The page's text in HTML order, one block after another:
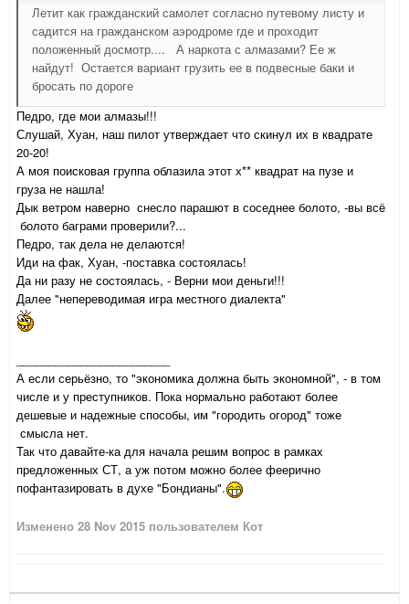
Летит как гражданский самолет согласно путевому листу и
садится на гражданском аэродроме где и проходит
положенный досмотр.... А наркота с алмазами? Ее ж
найдут! Остается вариант грузить ее в подвесные баки и
бросать по дороге
Педро, где мои алмазы!!!
Слушай, Хуан, наш пилот утверждает что скинул их в квадрате
20-20!
А моя поисковая группа облазила этот х** квадрат на пузе и
груза не нашла!
Дык ветром наверно снесло парашют в соседнее болото, -вы всё
болото баграми проверили?...
Педро, так дела не делаются!
Иди на фак, Хуан, -поставка состоялась!
Да ни разу не состоялась, - Верни мои деньги!!!
Далее "непереводимая игра местного диалекта"
А если серьёзно, то "экономика должна быть экономной", - в том
числе и у преступников. Пока нормально работают более
дешевые и надежные способы, им "городить огород" тоже
смысла нет.
Так что давайте-ка для начала решим вопрос в рамках
предложенных СТ, а уж потом можно более феерично
пофантазировать в духе "Бондианы".
Изменено 28 Nov 2015 пользователем Кот